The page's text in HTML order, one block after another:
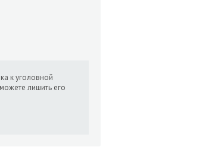
к уголовной
лишить его